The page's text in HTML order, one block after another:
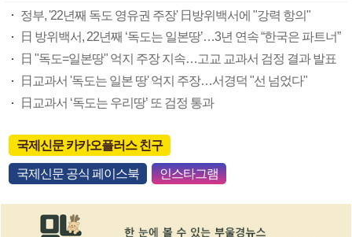
정부, '22년째 독도 영유권 주장' 日방위백서에 "강력 항의"
日 방위백서, 22년째 ‘독도는 일본땅’…3년 연속 “한국은 파트너”
日 "독도=일본땅" 억지 주장 지속…고교 교과서 검정 결과 발표
日교과서 '독도는 일본 땅' 억지 주장…서경덕 "선 넘었다"
日교과서 ‘독도는 우리땅’ 또 검정 통과
국제신문 카카오플러스 친구
국제신문 공식 페이스북 인스타그램